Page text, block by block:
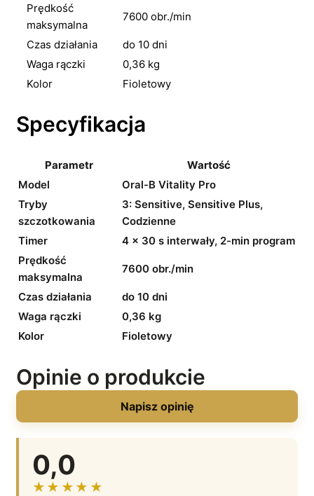
Prędkość
maksymalna
7600 obr./min
Czas działania
do 10 dni
Waga rączki
0,36 kg
Kolor
Fioletowy
Specyfikacja
Parametr
Wartość
Model
Oral-B Vitality Pro
Tryby
szczotkowania
3: Sensitive, Sensitive Plus,
Codzienne
Timer
4 × 30 s interwały, 2-min program
Prędkość
maksymalna
7600 obr./min
Czas działania
do 10 dni
Waga rączki
0,36 kg
Kolor
Fioletowy
Opinie o produkcie
Napisz opinię
0,0
★★★★★